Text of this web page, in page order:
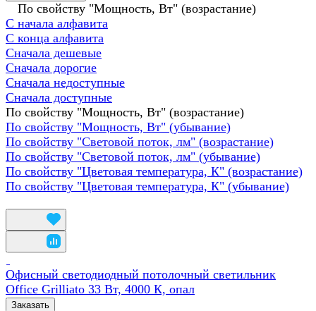
По свойству "Мощность, Вт" (возрастание)
С начала алфавита
С конца алфавита
Сначала дешевые
Сначала дорогие
Сначала недоступные
Сначала доступные
По свойству "Мощность, Вт" (возрастание)
По свойству "Мощность, Вт" (убывание)
По свойству "Световой поток, лм" (возрастание)
По свойству "Световой поток, лм" (убывание)
По свойству "Цветовая температура, К" (возрастание)
По свойству "Цветовая температура, К" (убывание)
Офисный светодиодный потолочный светильник
Office Grilliato 33 Вт, 4000 К, опал
Заказать